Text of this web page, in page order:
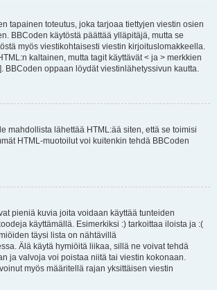
tapainen toteutus, joka tarjoaa tiettyjen viestin osien
BBCoden käytöstä päättää ylläpitäjä, mutta se
myös viestikohtaisesti viestin kirjoituslomakkeella.
kaltainen, mutta tagit käyttävät < ja > merkkien
BBCoden oppaan löydät viestinlähetyssivun kautta.
mahdollista lähettää HTML:ää siten, että se toimisi
HTML-muotoilut voi kuitenkin tehdä BBCoden
pieniä kuvia joita voidaan käyttää tunteiden
käyttämällä. Esimerkiksi :) tarkoittaa iloista ja :(
täysi lista on nähtävillä
Älä käytä hymiöitä liikaa, sillä ne voivat tehdä
ja valvoja voi poistaa niitä tai viestin kokonaan.
myös määritellä rajan yksittäisen viestin